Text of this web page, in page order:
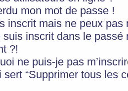
mon mot de passe !
inscrit mais ne peux pas
suis inscrit dans le
?!
ne puis-je pas
sert “Supprimer tous les